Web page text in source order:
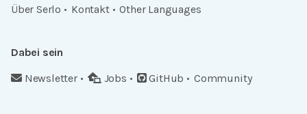
Über Serlo
Kontakt Other Languages
Dabei sein
Newsletter
Jobs GitHub Community